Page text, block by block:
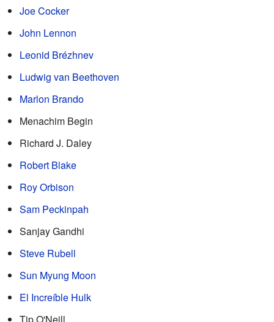
Joe Cocker
John Lennon
Leonid Brézhnev
Ludwig van Beethoven
Marlon Brando
Menachim Begin
Richard J. Daley
Robert Blake
Roy Orbison
Sam Peckinpah
Sanjay Gandhi
Steve Rubell
Sun Myung Moon
El Increíble Hulk